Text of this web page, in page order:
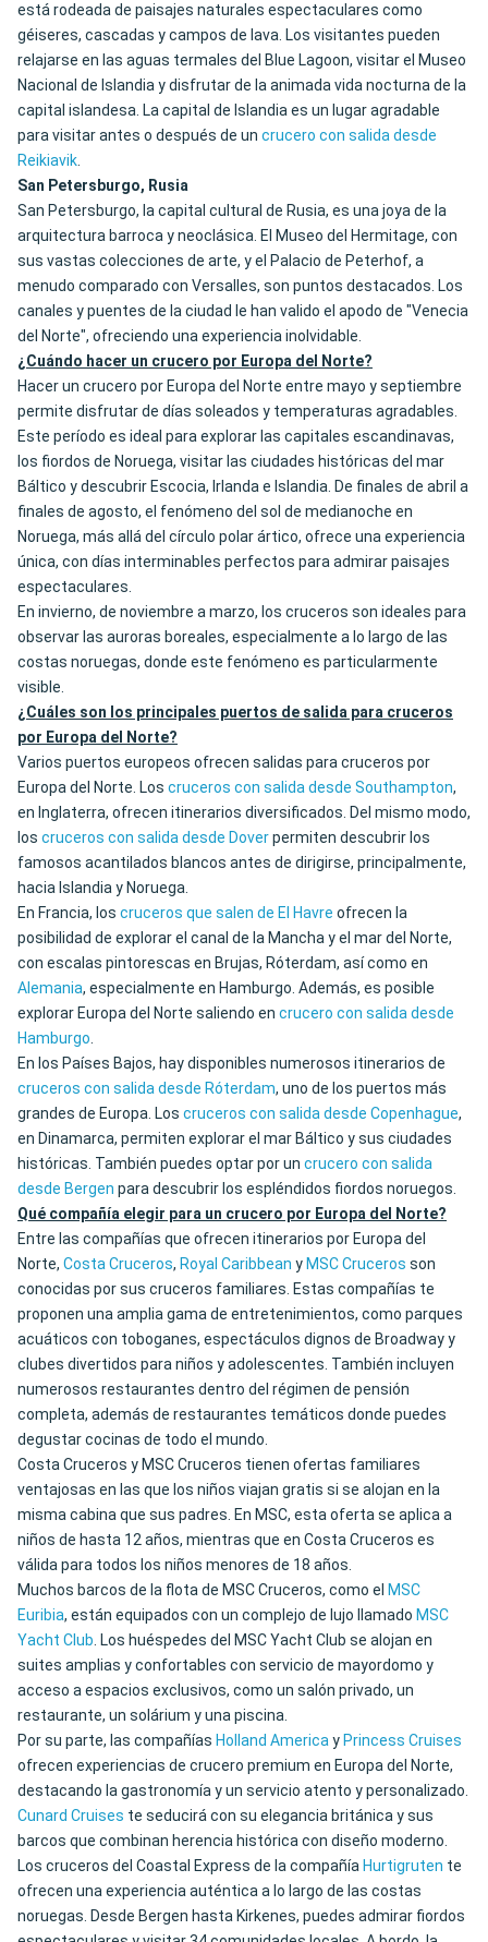
está rodeada de paisajes naturales espectaculares como
géiseres, cascadas y campos de lava. Los visitantes pueden
relajarse en las aguas termales del Blue Lagoon, visitar el Museo
Nacional de Islandia y disfrutar de la animada vida nocturna de la
capital islandesa. La capital de Islandia es un lugar agradable
para visitar antes o después de un crucero con salida desde
Reikiavik.
San Petersburgo, Rusia
San Petersburgo, la capital cultural de Rusia, es una joya de la
arquitectura barroca y neoclásica. El Museo del Hermitage, con
sus vastas colecciones de arte, y el Palacio de Peterhof, a
menudo comparado con Versalles, son puntos destacados. Los
canales y puentes de la ciudad le han valido el apodo de "Venecia
del Norte", ofreciendo una experiencia inolvidable.
¿Cuándo hacer un crucero por Europa del Norte?
Hacer un crucero por Europa del Norte entre mayo y septiembre
permite disfrutar de días soleados y temperaturas agradables.
Este período es ideal para explorar las capitales escandinavas,
los fiordos de Noruega, visitar las ciudades históricas del mar
Báltico y descubrir Escocia, Irlanda e Islandia. De finales de abril a
finales de agosto, el fenómeno del sol de medianoche en
Noruega, más allá del círculo polar ártico, ofrece una experiencia
única, con días interminables perfectos para admirar paisajes
espectaculares.
En invierno, de noviembre a marzo, los cruceros son ideales para
observar las auroras boreales, especialmente a lo largo de las
costas noruegas, donde este fenómeno es particularmente
visible.
¿Cuáles son los principales puertos de salida para cruceros
por Europa del Norte?
Varios puertos europeos ofrecen salidas para cruceros por
Europa del Norte. Los cruceros con salida desde Southampton,
en Inglaterra, ofrecen itinerarios diversificados. Del mismo modo,
los cruceros con salida desde Doverpermiten descubrir los
famosos acantilados blancos antes de dirigirse, principalmente,
hacia Islandia y Noruega.
En Francia, los cruceros que salen de El Havre ofrecen la
posibilidad de explorar el canal de la Mancha y el mar del Norte,
con escalas pintorescas en Brujas, Róterdam, así como en
Alemania, especialmente en Hamburgo. Además, es posible
explorar Europa del Norte saliendo en crucero con salida desde
Hamburgo.
En los Países Bajos, hay disponibles numerosos itinerarios de
cruceros con salida desde Róterdam, uno de los puertos más
grandes de Europa. Los cruceros con salida desde Copenhague,
en Dinamarca, permiten explorar el mar Báltico y sus ciudades
históricas. También puedes optar por un crucero con salida
desde Bergen para descubrir los espléndidos fiordos noruegos.
Qué compañía elegir para un crucero por Europa del Norte?
Entre las compañías que ofrecen itinerarios por Europa del
Norte, Costa Cruceros, Royal Caribbean y MSC Cruceros son
conocidas por sus cruceros familiares. Estas compañías te
proponen una amplia gama de entretenimientos, como parques
acuáticos con toboganes, espectáculos dignos de Broadway y
clubes divertidos para niños y adolescentes. También incluyen
numerosos restaurantes dentro del régimen de pensión
completa, además de restaurantes temáticos donde puedes
degustar cocinas de todo el mundo.
Costa Cruceros y MSC Cruceros tienen ofertas familiares
ventajosas en las que los niños viajan gratis si se alojan en la
misma cabina que sus padres. En MSC, esta oferta se aplica a
niños de hasta 12 años, mientras que en Costa Cruceros es
válida para todos los niños menores de 18 años.
Muchos barcos de la flota de MSC Cruceros, como el MSC
Euribia, están equipados con un complejo de lujo llamado MSC
Yacht Club. Los huéspedes del MSC Yacht Club se alojan en
suites amplias y confortables con servicio de mayordomo y
acceso a espacios exclusivos, como un salón privado, un
restaurante, un solárium y una piscina.
Por su parte, las compañías Holland Americay Princess Cruises
ofrecen experiencias de crucero premium en Europa del Norte,
destacando la gastronomía y un servicio atento y personalizado.
Cunard Cruises te seducirá con su elegancia británica y sus
barcos que combinan herencia histórica con diseño moderno.
Los cruceros del Coastal Express de la compañía Hurtigruten te
ofrecen una experiencia auténtica a lo largo de las costas
noruegas. Desde Bergen hasta Kirkenes, puedes admirar fiordos